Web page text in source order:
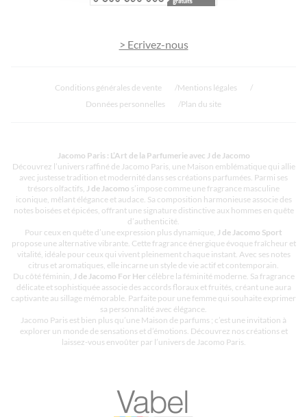
> Ecrivez-nous
Conditions générales de vente
Mentions légales
Données personnelles
Plan du site
Jacomo Paris : L’Art de la Parfumerie avec J de Jacomo
Découvrez l’univers raffiné de Jacomo Paris, une Maison emblématique qui allie
avec justesse tradition et modernité dans ses créations parfumées. Parmi ses
trésors olfactifs, J de Jacomo s’impose comme une fragrance masculine
iconique, mêlant élégance et audace. Sa composition harmonieuse associe des
notes boisées et épicées, offrant une signature distinctive aux hommes en quête
d’authenticité.
Pour ceux en quête d’une expression plus dynamique, J de Jacomo Sport
propose une alternative vibrante. Cette fragrance énergique évoque fraîcheur et
vitalité, idéale pour ceux qui vivent pleinement chaque instant. Avec ses notes
citrus et aromatiques, elle incarne un style de vie actif et contemporain.
Du côté féminin, J de Jacomo For Her célèbre la féminité moderne. Sa fragrance
délicate et sophistiquée associe des accords floraux et fruités, créant une aura
captivante au sillage mémorable. Parfaite pour une femme qui souhaite exprimer
sa personnalité avec élégance.
Jacomo Paris est bien plus qu’une Maison de parfums ; c’est une invitation à
explorer un monde de sensations et d’émotions. Découvrez nos créations et
laissez-vous envoûter par l’univers de Jacomo Paris.